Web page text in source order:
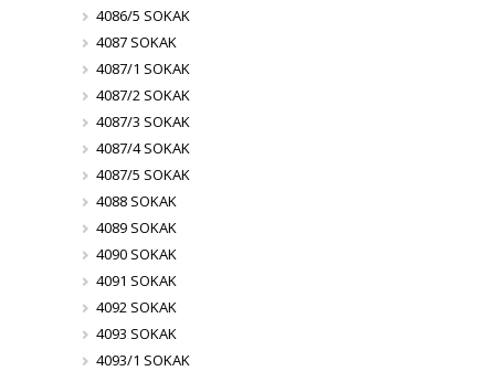
4086/5 SOKAK
4087 SOKAK
4087/1 SOKAK
4087/2 SOKAK
4087/3 SOKAK
4087/4 SOKAK
4087/5 SOKAK
4088 SOKAK
4089 SOKAK
4090 SOKAK
4091 SOKAK
4092 SOKAK
4093 SOKAK
4093/1 SOKAK